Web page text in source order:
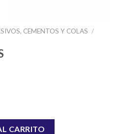
CEMENTOS Y COLAS /
CARRITO